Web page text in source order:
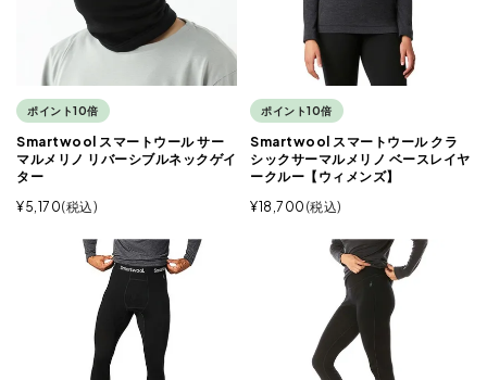
ポイント10倍
Smartwool スマートウール サー
マルメリノ リバーシブルネックゲイ
ター
¥5,170 税込
ポイント10倍
Smartwool スマートウール クラ
シックサーマルメリノ ベースレイヤ
ークルー【ウィメンズ】
¥18,700 税込